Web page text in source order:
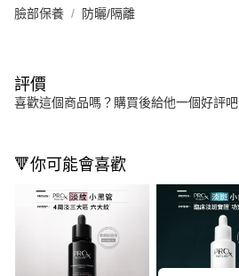
臉部保養 防曬/隔離
評價
喜歡這個商品嗎？購買後給他一個好評吧
🔻你可能會喜歡